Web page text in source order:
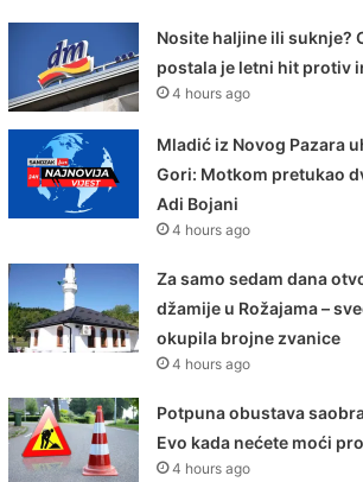
Nosite haljine ili suknje?
postala je letni hit protiv
4 hours ago
Mladić iz Novog Pazara
Gori: Motkom pretukao
Adi Bojani
4 hours ago
Za samo sedam dana
džamije u Rožajama –
okupila brojne zvanice
4 hours ago
Potpuna obustava
Evo kada nećete moći
4 hours ago